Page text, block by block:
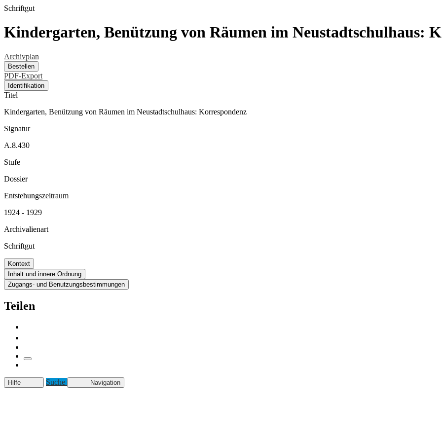
Schriftgut
Kindergarten, Benützung von Räumen im Neustadtschulhaus:
Archivplan
Bestellen
PDF-Export
Identifikation
Titel
Kindergarten, Benützung von Räumen im Neustadtschulhaus: Korrespondenz
Signatur
A.8.430
Stufe
Dossier
Entstehungszeitraum
1924 - 1929
Archivalienart
Schriftgut
Kontext
Inhalt und innere Ordnung
Zugangs- und Benutzungsbestimmungen
Teilen
Hilfe Suche Navigation